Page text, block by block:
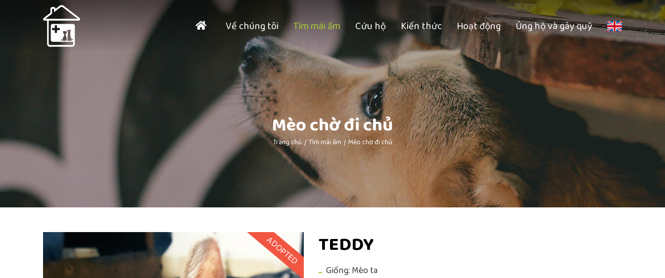
Về chúng tôi Tìm mái ấm Cứu hộ Kiến thức Hoạt động Ủng hộ và gây quỹ
Mèo chờ đi chủ
Trang chủ Tìm mái ấm Mèo chờ đi chủ
ADOPTED TEDDY
Giống: Mèo ta